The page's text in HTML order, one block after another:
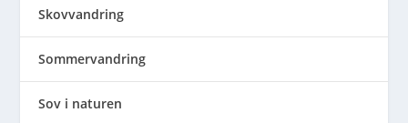
Skovvandring
Sommervandring
Sov i naturen